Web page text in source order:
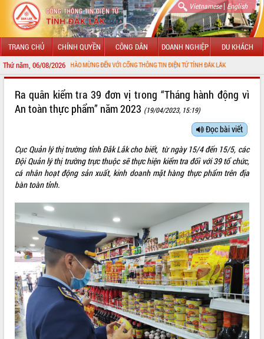
Vietnamese| English
TRANG CHỦ CHÍNH QUYỀN CÔNG DÂN DOANH NGHIỆP DU KHÁCH
Thứ năm, 06/08/2026
CHÀO MỪNG ĐẾN VỚI CỔNG THÔNG TIN ĐIỆN TỬ TỈNH ĐẮK LẮK
LÃNH ĐẠO UBND TỈNH
SỞ, BAN, NGÀNH
UBND CÁC XÃ, PHƯỜNG
THÔNG TIN CHỈ ĐẠO ĐIỀU HÀNH
HỆ THỐNG VĂN BẢN
VĂN BẢN HĐND TỈNH
ĐIỂM TIN VĂN BẢN
QUY HOẠCH - KẾ HOẠCH
Ra quân kiểm tra 39 đơn vị trong “Tháng hành động vì
An toàn thực phẩm” năm 2023 (19/04/2023, 15:19)
Đọc bài viết
Cục Quản lý thị trường tỉnh Đắk Lắk cho biết, từ ngày 15/4 đến 15/5, các
Đội Quản lý thị trường trực thuộc sẽ thực hiện kiểm tra đối với 39 tổ chức,
cá nhân hoạt động sản xuất, kinh doanh mặt hàng thực phẩm trên địa
bàn toàn tỉnh.